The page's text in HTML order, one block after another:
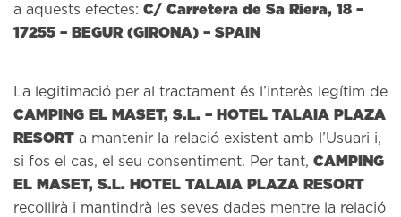
a aquests efectes: C/ Carretera de Sa Riera, 18 –
17255 – BEGUR (GIRONA) – SPAIN
La legitimació per al tractament és l’interès legítim de
CAMPING EL MASET, S.L. – HOTEL TALAIA PLAZA
RESORT a mantenir la relació existent amb l’Usuari i,
si fos el cas, el seu consentiment. Per tant, CAMPING
EL MASET, S.L. HOTEL TALAIA PLAZA RESORT
recollirà i mantindrà les seves dades mentre la relació